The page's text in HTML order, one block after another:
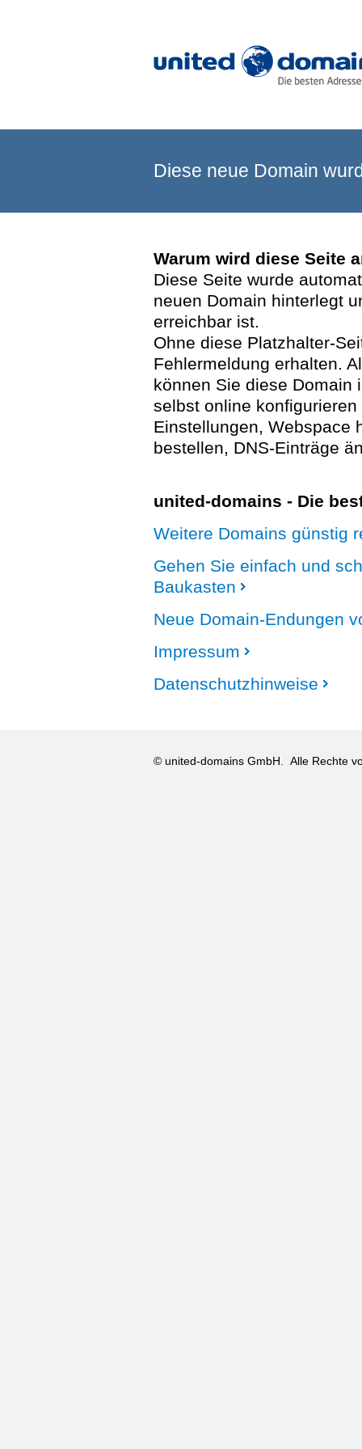
Diese neue Domain
Warum wird diese Seite
Diese Seite wurde
neuen Domain hinterlegt
erreichbar ist.
Ohne diese Platzhalter-
Fehlermeldung erhalten.
können Sie diese Domain
selbst online
Einstellungen, Webspace
bestellen, DNS-Einträge
united-domains - Die
Weitere Domains günstig
Gehen Sie einfach und
Baukasten
Neue Domain-Endungen
Impressum
Datenschutzhinweise
© united-domains GmbH. Alle Rechte